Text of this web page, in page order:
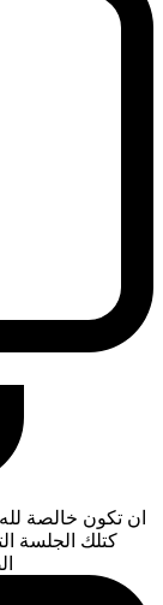
ان تكون خالصة
كتلك الجلسة